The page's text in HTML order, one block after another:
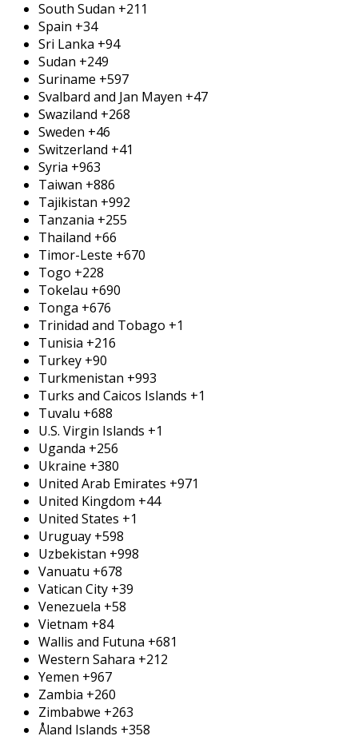
South Sudan +211
Spain +34
Sri Lanka +94
Sudan +249
Suriname +597
Svalbard and Jan Mayen +47
Swaziland +268
Sweden +46
Switzerland +41
Syria +963
Taiwan +886
Tajikistan +992
Tanzania +255
Thailand +66
Timor-Leste +670
Togo +228
Tokelau +690
Tonga +676
Trinidad and Tobago +1
Tunisia +216
Turkey +90
Turkmenistan +993
Turks and Caicos Islands +1
Tuvalu +688
U.S. Virgin Islands +1
Uganda +256
Ukraine +380
United Arab Emirates +971
United Kingdom +44
United States +1
Uruguay +598
Uzbekistan +998
Vanuatu +678
Vatican City +39
Venezuela +58
Vietnam +84
Wallis and Futuna +681
Western Sahara +212
Yemen +967
Zambia +260
Zimbabwe +263
Åland Islands +358